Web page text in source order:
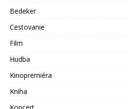
Bedeker
Cestovanie
Film
Hudba
Kinopremiéra
Kniha
Koncert